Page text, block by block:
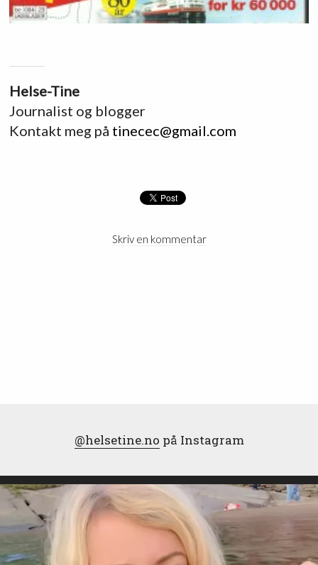
Helse-Tine
Journalist og blogger
Kontakt meg på tinecec@gmail.com
Skriv en kommentar
@helsetine.no på Instagram